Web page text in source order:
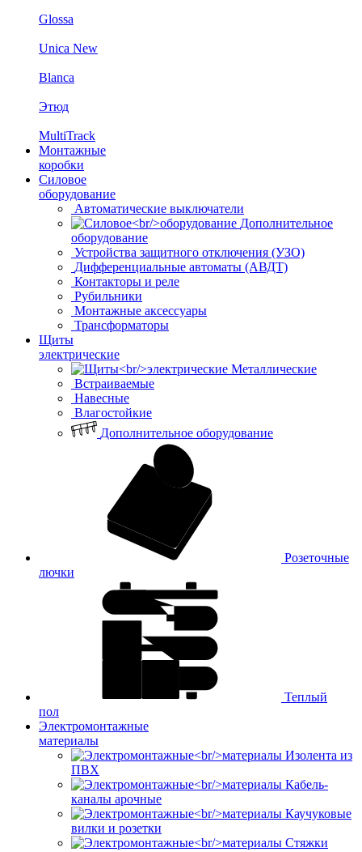
Glossa
Unica New
Blanca
Этюд
MultiTrack
Монтажные
коробки
Силовое
оборудование
Автоматические выключатели
Дополнительное
оборудование
Устройства защитного отключения (УЗО)
Дифференциальные автоматы (АВДТ)
Контакторы и реле
Рубильники
Монтажные аксессуары
Трансформаторы
Щиты
электрические
Металлические
Встраиваемые
Навесные
Влагостойкие
Дополнительное оборудование
Розеточные
лючки
Теплый
пол
Электромонтажные
материалы
Изолента из
ПВХ
Кабель-
каналы арочные
Каучуковые
вилки и розетки
Стяжки